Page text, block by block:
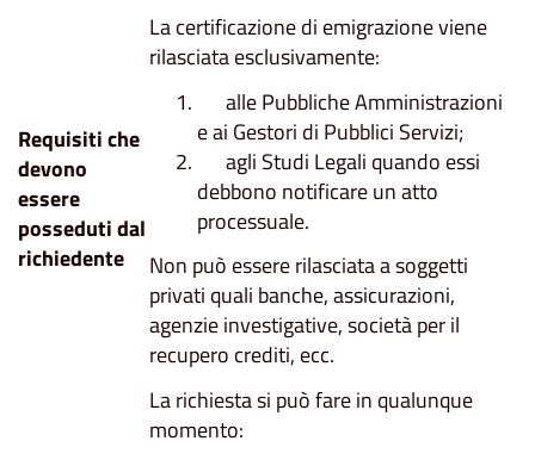
Requisiti che
devono
essere
posseduti dal
richiedente
La certificazione di emigrazione viene
rilasciata esclusivamente:
alle Pubbliche Amministrazioni
e ai Gestori di Pubblici Servizi;
agli Studi Legali quando essi
debbono notificare un atto
processuale.
Non può essere rilasciata a soggetti
privati quali banche, assicurazioni,
agenzie investigative, società per il
recupero crediti, ecc.
La richiesta si può fare in qualunque
momento: